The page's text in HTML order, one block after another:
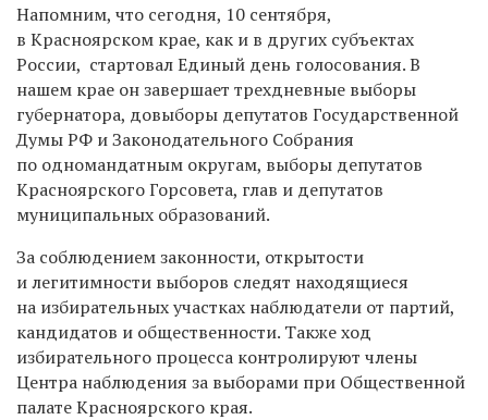
Напомним, что сегодня, 10 сентября,
в Красноярском крае, как и в других субъектах
России, стартовал Единый день голосования. В
нашем крае он завершает трехдневные выборы
губернатора, довыборы депутатов Государственной
Думы РФ и Законодательного Собрания
по одномандатным округам, выборы депутатов
Красноярского Горсовета, глав и депутатов
муниципальных образований.
За соблюдением законности, открытости
и легитимности выборов следят находящиеся
на избирательных участках наблюдатели от партий,
кандидатов и общественности. Также ход
избирательного процесса контролируют члены
Центра наблюдения за выборами при Общественной
палате Красноярского края.